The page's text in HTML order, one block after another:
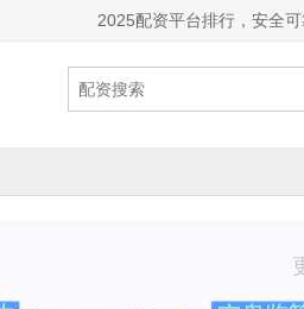
2025配资平台排行，安全